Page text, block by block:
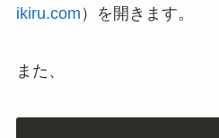
ikiru.com ）を開きます。
また、